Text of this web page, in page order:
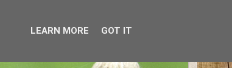
LEARN MORE GOT IT